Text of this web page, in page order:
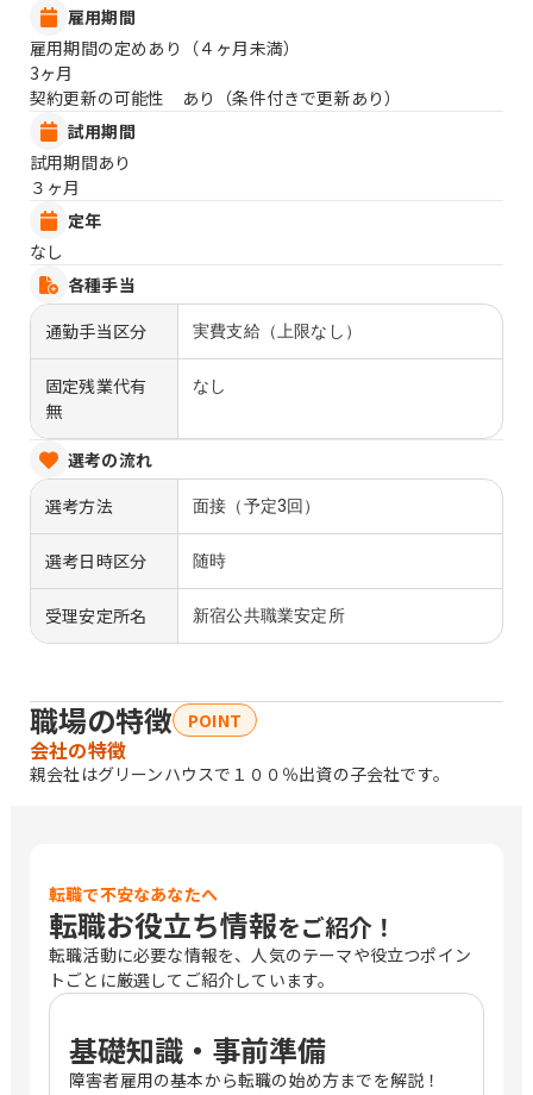
雇用期間
雇用期間の定めあり（４ヶ月未満）
3ヶ月
契約更新の可能性 あり（条件付きで更新あり）
試用期間
試用期間あり
３ヶ月
定年
なし
各種手当
通勤手当区分
実費支給（上限なし）
固定残業代有
無
なし
選考の流れ
選考方法
面接（予定3回）
選考日時区分 随時
受理安定所名 新宿公共職業安定所
職場の特徴 POINT
会社の特徴
親会社はグリーンハウスで１００％出資の子会社です。
転職で不安なあなたへ
転職お役立ち情報をご紹介！
転職活動に必要な情報を、人気のテーマや役立つポイン
トごとに厳選してご紹介しています。
基礎知識・事前準備
障害者雇用の基本から転職の始め方までを解説！